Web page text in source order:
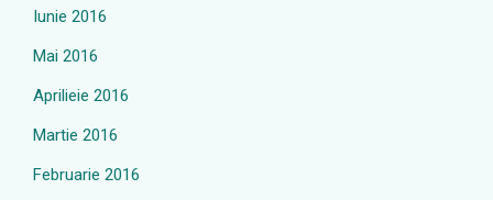
Iunie 2016
Mai 2016
Aprilieie 2016
Martie 2016
Februarie 2016